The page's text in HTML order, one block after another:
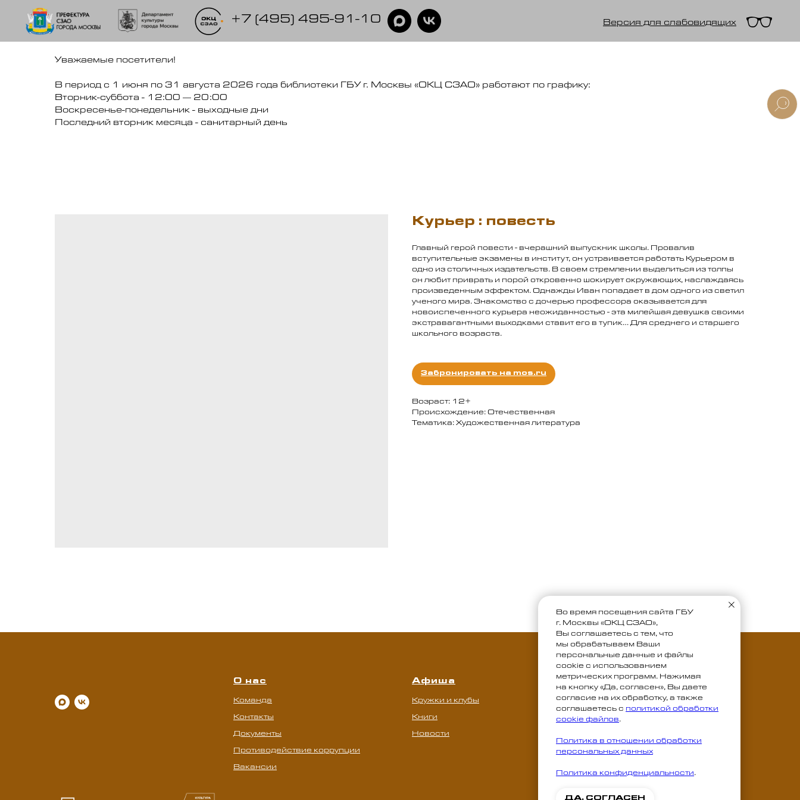
Версия для слабовидящих
+7 (495) 495-91-10
Уважаемые посетители!
В период с 1 июня по 31 августа 2026 года библиотеки ГБУ г. Москвы «ОКЦ СЗАО» работают по графику:
Вторник-суббота - 12:00 — 20:00
Воскресенье-понедельник - выходные дни
Последний вторник месяца - санитарный день
Курьер : повесть
Главный герой повести - вчерашний выпускник школы. Провалив
вступительные экзамены в институт, он устраивается работать Курьером в
одно из столичных издательств. В своем стремлении выделиться из толпы
он любит приврать и порой откровенно шокирует окружающих, наслаждаясь
произведенным эффектом. Однажды Иван попадает в дом одного из светил
ученого мира. Знакомство с дочерью профессора оказывается для
новоиспеченного курьера неожиданностью - эта милейшая девушка своими
экстравагантными выходками ставит его в тупик… Для среднего и старшего
школьного возраста.
Забронировать на mos.ru
Возраст: 12+
Происхождение: Отечественная
Тематика: Художественная литература
Во время посещения сайта ГБУ
г. Москвы «ОКЦ СЗАО»,
Вы соглашаетесь с тем, что
мы обрабатываем Ваши
персональные данные и файлы
cookie с использованием
метрических программ. Нажимая
на кнопку «Да, согласен», Вы даете
согласие на их обработку, а также
соглашаетесь с политикой обработки
cookie файлов.
Политика в отношении обработки
персональных данных
Политика конфиденциальности.
ДА, СОГЛАСЕН
О нас
Команда
Контакты
Документы
Противодействие коррупции
Вакансии
Афиша
Кружки и клубы
Книги
Новости
Услуги
Электронные сервисы